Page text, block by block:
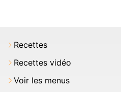
Recettes
Recettes vidéo
Voir les menus